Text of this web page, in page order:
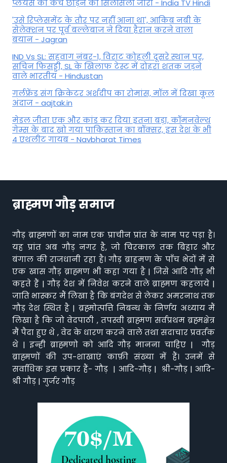
प्लेयर्स का कैच छोड़ने का सिलसिला जारी - India TV Hindi
'उसे रिप्लेसमेंट के तौर पर नहीं आना था', आकिब नबी के
सेलेक्शन पर पूर्व बल्लेबाज ने दिया हैरान करने वाला
बयान - Jagran
IND Vs SL: सहवाग नंबर-1, विराट कोहली दूसरे स्थान पर,
सचिन फिसड्डी, SL के खिलाफ टेस्ट में दोहरा शतक जड़ने
वाले भारतीय - Hindustan
गर्लफ्रेंड संग क्रिकेटर अर्शदीप का रोमांस, मॉल में द‍िखा कूल
अंदाज - aajtak.in
मेडल जीता एक और कांड कर दिया इतना बड़ा, कॉमनवेल्थ
गेम्स के बाद खो गया पाकिस्तान का बॉक्सर, इस देश के भी
4 एथलीट गायब - Navbharat Times
ब्राह्मण गौड़ समाज
गौड़ ब्राह्मणों का नाम एक प्राचीन प्रांत के नाम पर पड़ा है।
यह प्रांत अब गौड़ नगर है, जो चिरकाल तक बिहार और
बंगाल की राजधानी रहा है। गौड़ ब्राहमण के पाँच भेदों में से
एक खास गौड़ ब्राह्मण भी कहा गया है | जिसे आदि गौड़ भी
कहते हैं | गौड़ देश में निवेश करने वाले ब्राह्मण कहलाये |
जाति भास्कर मैं लिखा है कि बंगदेश से लेकर अमरनाथ तक
गौड़ देश स्थित है | ब्रह्मोत्पत्ति निबन्ध के निर्णय अध्याय मैं
लिखा है कि जो वेदपाठी , तपस्वी ब्राह्मण सर्वप्रथम ब्रह्मक्षेत्र
मैं पैदा हुए थे , वेद के धारण करने वाले तथा सदाचार प्रवर्तक
थे | इन्ही ब्राह्मणो को आदि गौड़ मानना चाहिए | गौड़
ब्राह्मणों की उप-शाखाएं काफ़ी संख्या में हैं। उनमें से
सर्वाधिक इस प्रकार हैं- गौड़ | आदि-गौड़ | श्री-गौड़ | आदि-
श्री गौड़ | गुर्जर गौड़